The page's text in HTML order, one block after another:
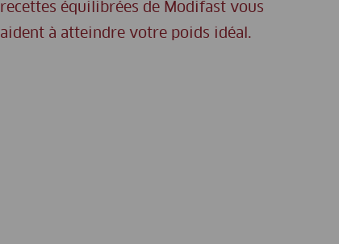
recettes équilibrées de Modifast vous
aident à atteindre votre poids idéal.